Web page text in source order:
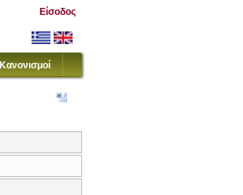
Είσοδος
Κανονισμοί